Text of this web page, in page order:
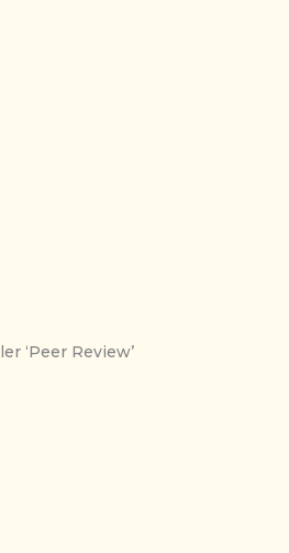
‘Peer Review’